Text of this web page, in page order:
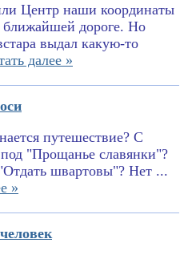
Центр наши координаты
ближайшей дороге. Но
выдал какую-то
далее »
путешествие? С
"Прощанье славянки"?
швартовы"? Нет ...
»